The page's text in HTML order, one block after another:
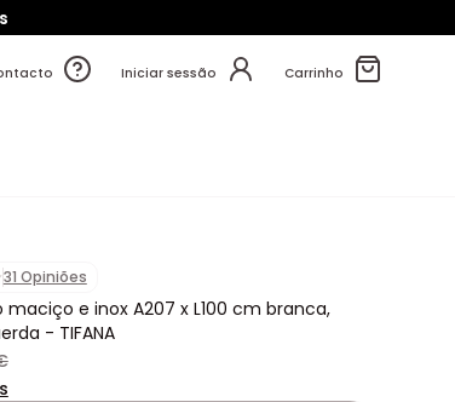
Iniciar sessão Carrinho
31 Opiniões
e inox A207 x L100 cm branca,
- TIFANA